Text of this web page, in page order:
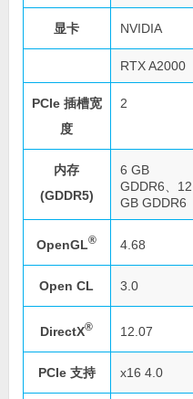
显卡 NVIDIA
RTX A2000
PCIe 插槽宽
度
2
内存
(GDDR5)
6 GB
GDDR6、12
GB GDDR6
OpenGL® 4.68
Open CL 3.0
DirectX® 12.07
PCIe 支持 x16 4.0